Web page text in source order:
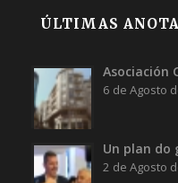
ÚLTIMAS
Asociación
6 de Agosto
Un plan do
2 de Agosto